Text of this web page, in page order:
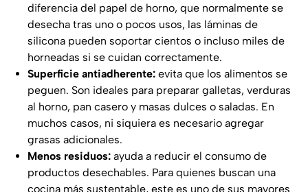
diferencia del papel de horno, que normalmente se
desecha tras uno o pocos usos, las láminas de
silicona pueden soportar cientos o incluso miles de
horneadas si se cuidan correctamente.
Superficie antiadherente: evita que los alimentos se
peguen. Son ideales para preparar galletas, verduras
al horno, pan casero y masas dulces o saladas. En
muchos casos, ni siquiera es necesario agregar
grasas adicionales.
Menos residuos: ayuda a reducir el consumo de
productos desechables. Para quienes buscan una
cocina más sustentable, este es uno de sus mayores